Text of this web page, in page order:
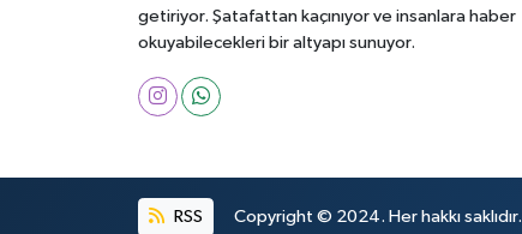
getiriyor. Şatafattan kaçınıyor ve insanlara haber
okuyabilecekleri bir altyapı sunuyor.
RSS Copyright © 2024. Her hakkı saklıdır.